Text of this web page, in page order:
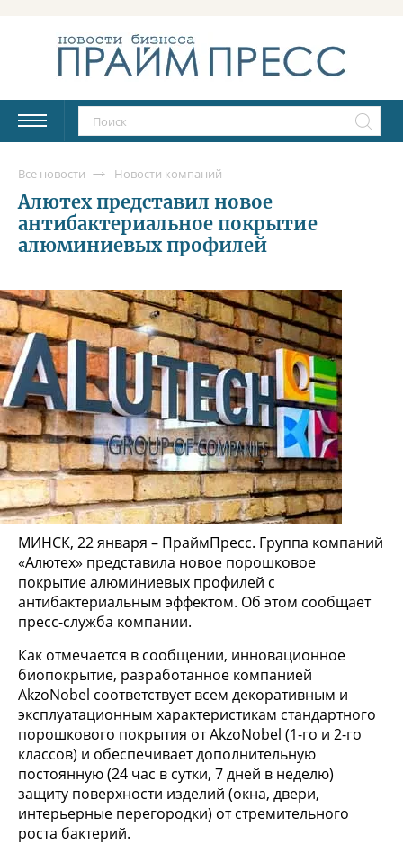
Все новости Новости компаний
Алютех представил новое
антибактериальное покрытие
алюминиевых профилей
МИНСК, 22 января – ПраймПресс. Группа компаний
«Алютех» представила новое порошковое
покрытие алюминиевых профилей с
антибактериальным эффектом. Об этом сообщает
пресс-служба компании.
Как отмечается в сообщении, инновационное
биопокрытие, разработанное компанией
AkzoNobel соответствует всем декоративным и
эксплуатационным характеристикам стандартного
порошкового покрытия от AkzoNobel (1-го и 2-го
классов) и обеспечивает дополнительную
постоянную (24 час в сутки, 7 дней в неделю)
защиту поверхности изделий (окна, двери,
интерьерные перегородки) от стремительного
роста бактерий.